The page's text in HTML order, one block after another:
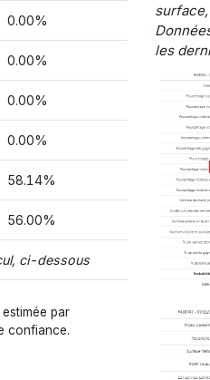
0.00%
0.00%
0.00%
0.00%
58.14%
56.00%
ci-dessous
par
confiance.
surface,
les